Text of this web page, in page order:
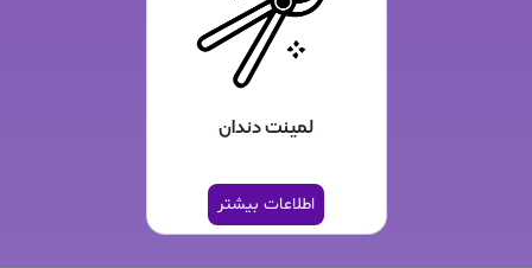
لمینت دندان
اطلاعات بیشتر